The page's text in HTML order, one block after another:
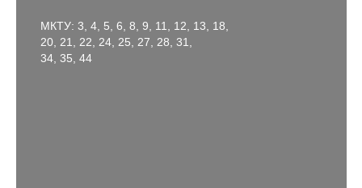
МКТУ: 3, 4, 5, 6, 8, 9, 11, 12, 13, 18,
20, 21, 22, 24, 25, 27, 28, 31,
34, 35, 44